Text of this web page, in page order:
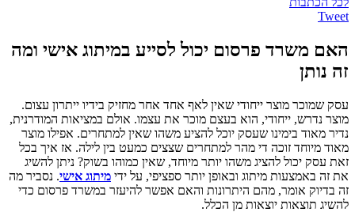
Tweet
האם משרד פרסום יכול לסייע במיתוג אישי ומה
זה נותן
עסק שמוכר מוצר ייחודי שאין לאף אחד אחר מחזיק בידיו ייתרון עצום.
מוצר נדרש, ייחודי, הוא בעצם מוכר את עצמו. אולם במציאות המודרנית,
נדיר מאוד בימינו שעסק יוכל להציע משהו שאין למתחרים. אפילו מוצר
מאוד מיוחד זוכה די מהר למתחרים שצצים כמעט בין לילה. אז איך בכל
זאת עסק יכול להציג משהו יותר מיוחד, שאין כמוהו בשוק? ניתן להשיג
את זה באמצעות מיתוג ובאופן יותר ספציפי, על ידי מיתוג אישי. נסביר מה
זה בדיוק אומר, מהם היתרונות והאם אפשר להיעזר במשרד פרסום כדי
להשיג תוצאות יוצאות מן הכלל.